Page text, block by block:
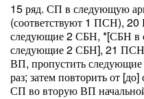
15 ряд. СП в следующую
(соответствуют 1 ПСН),
следующие 2 СБН, *[СБН в
следующие 2 СБН], 21 ПСН
ВП, пропустить
раз; затем повторить от
СП во вторую ВП